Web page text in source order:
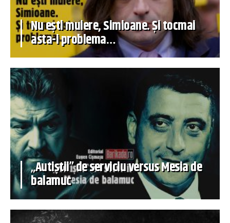
Nu ești muiere, Simioane. Și tocmai
asta-i problema…
„Autiștii” de serviciu versus Mesia de
balamuc